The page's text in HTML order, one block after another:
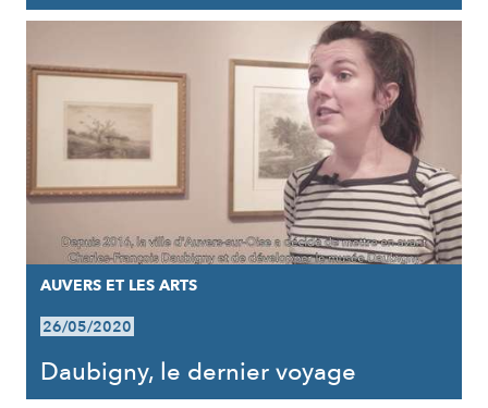
AUVERS ET LES ARTS
26/05/2020
Daubigny, le dernier voyage